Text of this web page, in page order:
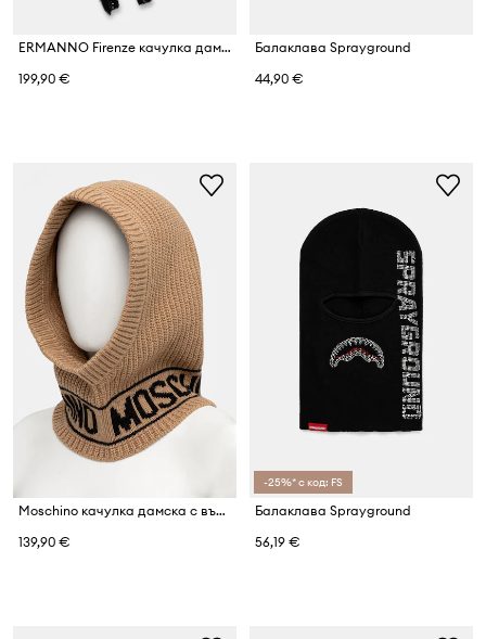
ERMANNO Firenze качулка дамска от вълнена материя
199,90 €
Балаклава Sprayground
44,90 €
Moschino качулка дамска с вълна
139,90 €
-25%* с код: FS
Балаклава Sprayground
56,19 €